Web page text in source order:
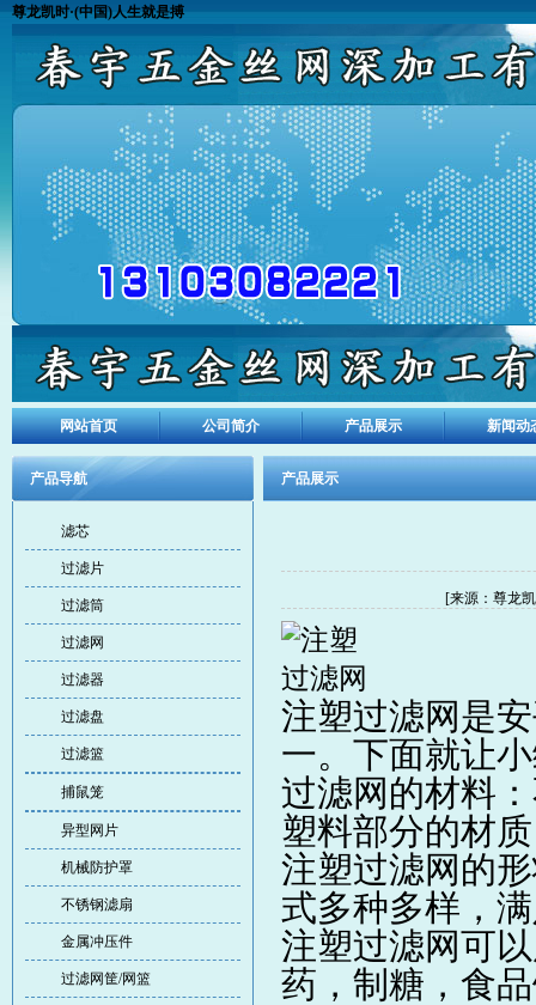
尊龙凯时·(中国)人生就是搏
网站首页 公司简介 产品展示 新闻动
产品导航
滤芯
过滤片
过滤筒
过滤网
过滤器
过滤盘
过滤篮
捕鼠笼
异型网片
机械防护罩
不锈钢滤扇
金属冲压件
过滤网筐/网篮
产品展示
[来源：尊龙
注塑过滤网是
一。下面就让
过滤网 的材料
塑料部分的材
注塑过滤网的
式多种多样，
注塑过滤网可
药，制糖，食